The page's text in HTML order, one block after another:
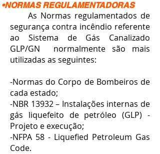
•NORMAS REGULAMENTADORAS
As Normas regulamentados de
segurança contra incêndio referente
ao Sistema de Gás Canalizado
GLP/GN normalmente são mais
utilizadas as seguintes:
-Normas do Corpo de Bombeiros de
cada estado;
-NBR 13932 – Instalações internas de
gás liquefeito de petróleo (GLP) -
Projeto e execução;
-NFPA 58 - Liquefied Petroleum Gas
Code.